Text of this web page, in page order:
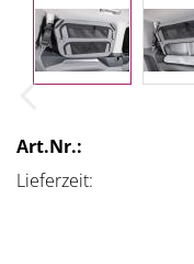
Art.Nr.:
Lieferzeit: